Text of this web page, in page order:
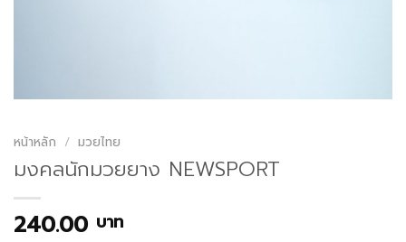
หน้าหลัก / มวยไทย
มงคลนักมวยยาง NEWSPORT
240.00 บาท